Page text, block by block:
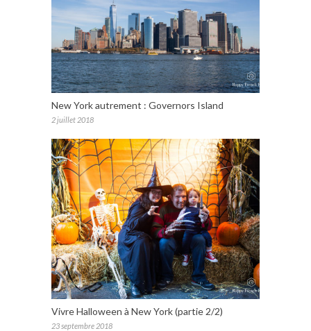
New York autrement : Governors Island
2 juillet 2018
Vivre Halloween à New York (partie 2/2)
23 septembre 2018